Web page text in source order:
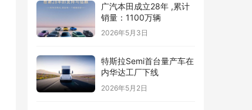
广汽本田成立28年 ,累计
销量：1100万辆
2026年5月3日
特斯拉Semi首台量产车在
内华达工厂下线
2026年5月2日